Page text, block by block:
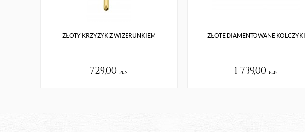
ZŁOTY KRZYŻYK Z WIZERUNKIEM
729,00 pln
ZŁOTE DIAMENTOWANE KOLCZYKI
1 739,00 pln